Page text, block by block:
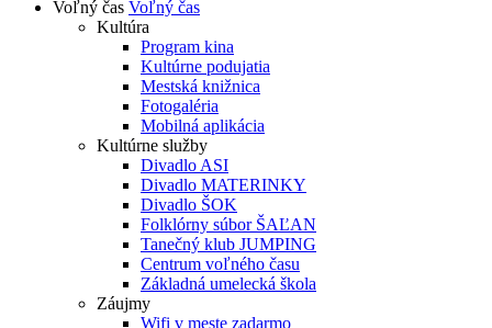
Voľný čas Voľný čas
Kultúra
Program kina
Kultúrne podujatia
Mestská knižnica
Fotogaléria
Mobilná aplikácia
Kultúrne služby
Divadlo ASI
Divadlo MATERINKY
Divadlo ŠOK
Folklórny súbor ŠAĽAN
Tanečný klub JUMPING
Centrum voľného času
Základná umelecká škola
Záujmy
Wifi v meste zadarmo